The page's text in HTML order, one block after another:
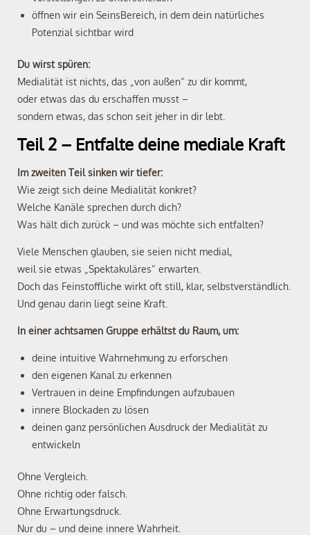
öffnen wir ein SeinsBereich, in dem dein natürliches
Potenzial sichtbar wird
Du wirst spüren:
Medialität ist nichts, das „von außen“ zu dir kommt,
oder etwas das du erschaffen musst –
sondern etwas, das schon seit jeher in dir lebt.
Teil 2 – Entfalte deine mediale Kraft
Im zweiten Teil sinken wir tiefer:
Wie zeigt sich deine Medialität konkret?
Welche Kanäle sprechen durch dich?
Was hält dich zurück – und was möchte sich entfalten?
Viele Menschen glauben, sie seien nicht medial,
weil sie etwas „Spektakuläres“ erwarten.
Doch das Feinstoffliche wirkt oft still, klar, selbstverständlich.
Und genau darin liegt seine Kraft.
In einer achtsamen Gruppe erhältst du Raum, um:
deine intuitive Wahrnehmung zu erforschen
den eigenen Kanal zu erkennen
Vertrauen in deine Empfindungen aufzubauen
innere Blockaden zu lösen
deinen ganz persönlichen Ausdruck der Medialität zu
entwickeln
Ohne Vergleich.
Ohne richtig oder falsch.
Ohne Erwartungsdruck.
Nur du – und deine innere Wahrheit.